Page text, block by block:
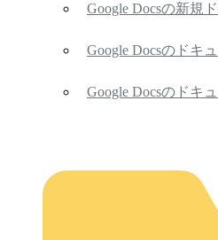
Google Docsの新規
Google Docsのドキ
Google Docsのドキ